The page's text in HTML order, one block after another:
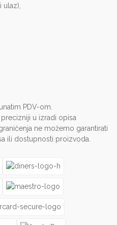
PDV-om.
u izradi opisa
ne možemo garantirati
ili dostupnosti proizvoda.